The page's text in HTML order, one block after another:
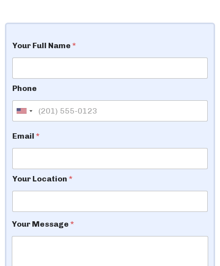
Your Full Name *
Phone
Email *
Your Location *
Your Message *